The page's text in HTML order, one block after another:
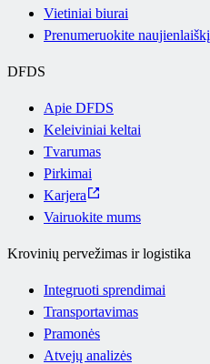
Vietiniai biurai
Prenumeruokite naujienlaiškį
DFDS
Apie DFDS
Keleiviniai keltai
Tvarumas
Pirkimai
Karjera
Vairuokite mums
Krovinių pervežimas ir logistika
Integruoti sprendimai
Transportavimas
Pramonės
Atvejų analizės